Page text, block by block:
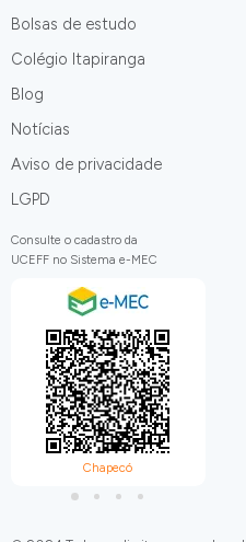
Bolsas de estudo
Colégio Itapiranga
Blog
Notícias
Aviso de privacidade
LGPD
Consulte o cadastro da
UCEFF no Sistema e-MEC
Chapecó